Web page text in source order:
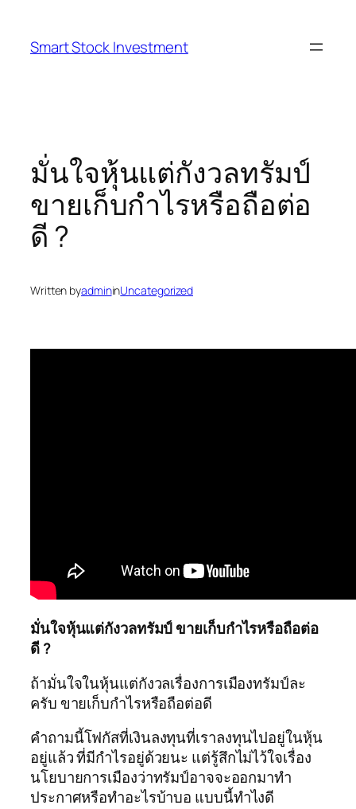
content
Smart Stock Investment
มั่นใจหุ้นแต่กังวลทรัมป์
ขายเก็บกำไรหรือถือต่อ
ดี ?
Written byadmininUncategorized
มั่นใจหุ้นแต่กังวลทรัมป์ ขายเก็บกำไรหรือถือต่อ
ดี ?
ถ้ามั่นใจในหุ้นแต่กังวลเรื่องการเมืองทรัมป์ละ
ครับ ขายเก็บกำไรหรือถือต่อดี
คำถามนี้โฟกัสที่เงินลงทุนที่เราลงทุนไปอยู่ในหุ้น
อยู่แล้ว ที่มีกำไรอยู่ด้วยนะ แต่รู้สึกไม่ไว้ใจเรื่อง
นโยบายการเมืองว่าทรัมป์อาจจะออกมาทำ
ประกาศหรือทำอะไรบ้าบอ แบบนี้ทำไงดี